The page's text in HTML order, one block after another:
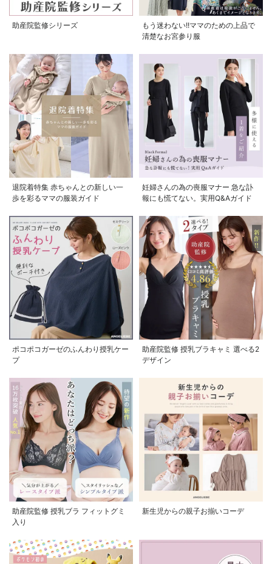
助産院監修シリーズ
もう迷わない!!ママのための上品で
清楚なお宮参り服
退院着特集 赤ちゃんとの新しい一
歩を彩るママの服装ガイド
妊婦さんの為の喪服マナー 急な訃
報にも慌てない。実用Q&Aガイド
ポコポコガーゼのふんわり授乳ケー
プ
助産院監修 授乳ブラキャミ 選べる2
デザイン
助産院監修 授乳ブラ フィットグミ
入り
新生児からの親子お揃いコーデ